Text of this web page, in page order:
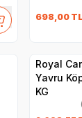
698,00 TL
Royal
Yavru
KG